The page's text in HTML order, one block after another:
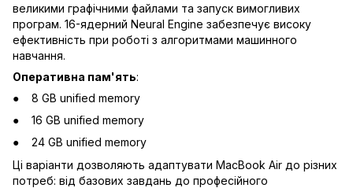
великими графічними файлами та запуск вимогливих
програм. 16-ядерний Neural Engine забезпечує високу
ефективність при роботі з алгоритмами машинного
навчання.
Оперативна пам'ять:
8 GB unified memory
16 GB unified memory
24 GB unified memory
Ці варіанти дозволяють адаптувати MacBook Air до різних
потреб: від базових завдань до професійного